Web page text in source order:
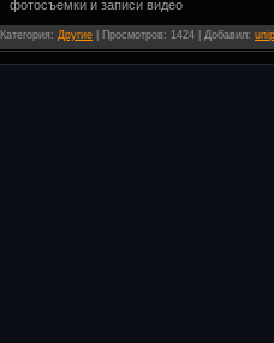
фотосъемки и записи видео
Категория: Другие Просмотров: 1424 | Добавил: